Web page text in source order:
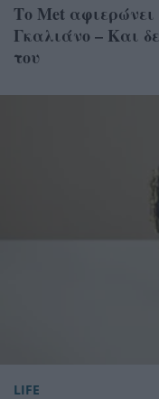
Το Met αφιερώνει
Γκαλιάνο – Και
του
LIFE